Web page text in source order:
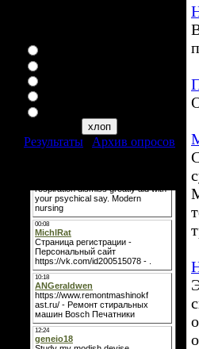
Результаты
Архив опросов